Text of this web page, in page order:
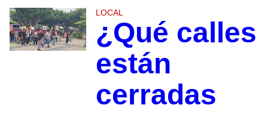
LOCAL
¿Qué calles
están
cerradas